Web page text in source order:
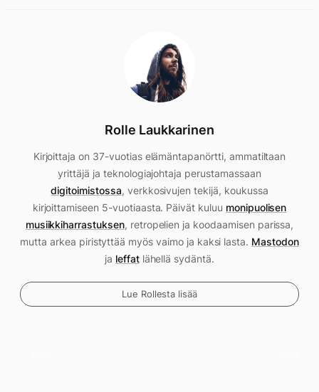
Rolle Laukkarinen
Kirjoittaja on 37-vuotias elämäntapanörtti, ammatiltaan
yrittäjä ja teknologiajohtaja perustamassaan
digitoimistossa, verkkosivujen tekijä, koukussa
kirjoittamiseen 5-vuotiaasta. Päivät kuluu monipuolisen
musiikkiharrastuksen, retropelien ja koodaamisen parissa,
mutta arkea piristyttää myös vaimo ja kaksi lasta. Mastodon
ja leffatlähellä sydäntä.
Lue Rollesta lisää